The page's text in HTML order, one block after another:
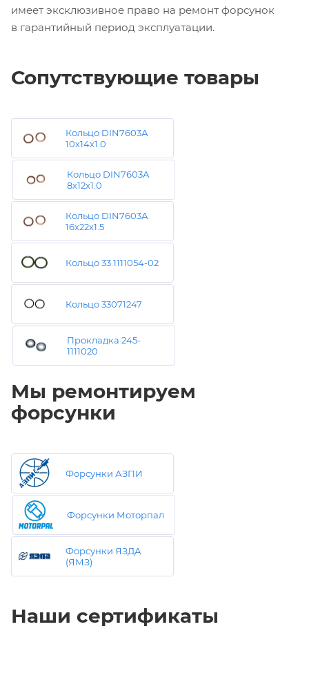
имеет эксклюзивное право на ремонт форсунок
в гарантийный период эксплуатации.
Сопутствующие товары
Кольцо DIN7603А
10х14х1.0
Кольцо DIN7603А
8х12х1.0
Кольцо DIN7603А
16х22х1.5
Кольцо 33.1111054-02
Кольцо 33071247
Прокладка 245-
1111020
Мы ремонтируем
форсунки
Форсунки АЗПИ
Форсунки Моторпал
Форсунки ЯЗДА
(ЯМЗ)
Наши сертификаты